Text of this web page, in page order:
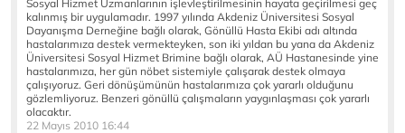
Sosyal Hizmet Uzmanlarının işlevleştirilmesinin hayata geçirilmesi geç
kalınmış bir uygulamadır. 1997 yılında Akdeniz Üniversitesi Sosyal
Dayanışma Derneğine bağlı olarak, Gönüllü Hasta Ekibi adı altında
hastalarımıza destek vermekteyken, son iki yıldan bu yana da Akdeniz
Üniversitesi Sosyal Hizmet Brimine bağlı olarak, AÜ Hastanesinde yine
hastalarımıza, her gün nöbet sistemiyle çalışarak destek olmaya
çalışıyoruz. Geri dönüşümünün hastalarımıza çok yararlı olduğunu
gözlemliyoruz. Benzeri gönüllü çalışmaların yaygınlaşması çok yararlı
olacaktır.
22 Mayıs 2010 16:44